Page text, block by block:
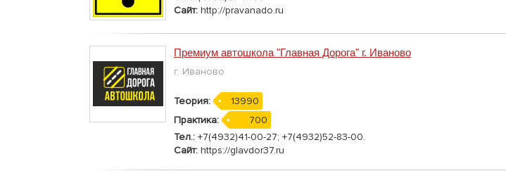
Сайт: http://pravanado.ru
Премиум автошкола "Главная Дорога" г. Иваново
г. Иваново
Теория:
13990
Практика:
700
Тел.: +7(4932)41-00-27; +7(4932)52-83-00.
Сайт: https://glavdor37.ru